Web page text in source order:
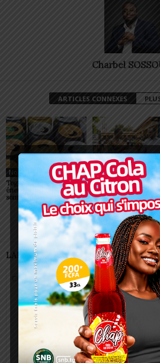
Charbel
ARTICLES CONNEXES
Non classé
Togo/ Boissons
énergisantes: l’État tire la
sonnette d’alarme
Non classé
Togo/ Rentrée
2026-2027: consultez
liste officielle des
autorisées
LAISSER UN COMMENTAIRE